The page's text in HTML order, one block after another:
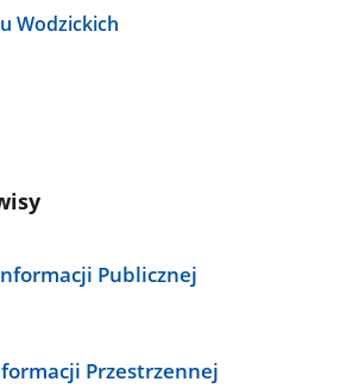
Wodzickich
Publicznej
Przestrzennej